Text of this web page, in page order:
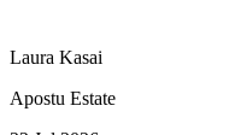
Laura Kasai
Apostu Estate